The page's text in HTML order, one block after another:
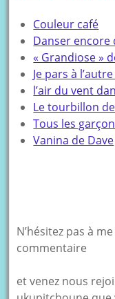
Couleur café
Danser encore
« Grandiose »
Je pars à
l’air du vent
Le tourbillon
Tous les
Vanina de Dave
N’hésitez pas à
commentaire
et venez nous